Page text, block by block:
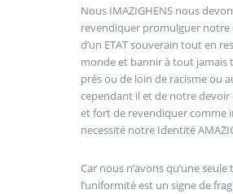
Nous IMAZIGHENS nous
revendiquer promulguer
d’un ETAT souverain tout en
monde et bannir à tout jamais
prés ou de loin de racisme ou
cependant il et de notre devoir
et fort de revendiquer comme
necessité notre Identité
Car nous n’avons qu’une
l’uniformité est un signe de